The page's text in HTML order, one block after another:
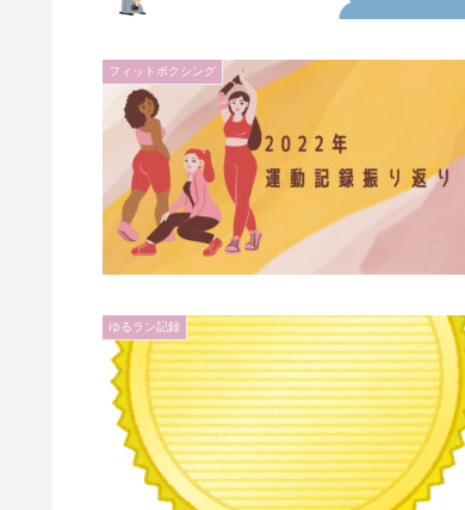
フィットボクシング
ゆるラン記録